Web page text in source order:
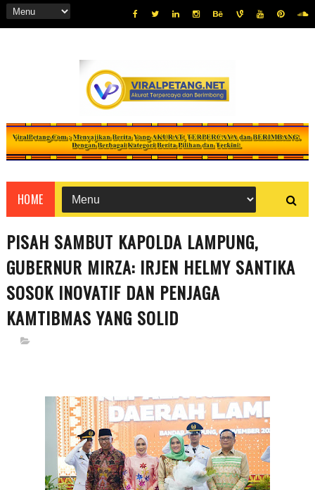
HOME
PISAH SAMBUT KAPOLDA LAMPUNG,
GUBERNUR MIRZA: IRJEN HELMY SANTIKA
SOSOK INOVATIF DAN PENJAGA
KAMTIBMAS YANG SOLID